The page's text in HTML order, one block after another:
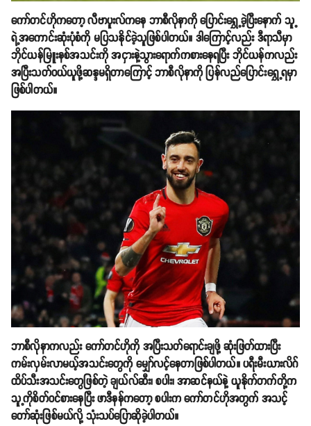
ကော်တင်ဟိုကတော့ လီဗာပူးလ်ကနေ ဘာစီလိုနာကို ပြောင်းရွှေ့ခဲ့ပြီးနောက် သူ့
ရဲ့အကောင်းဆုံးပုံစံကို မပြသနိုင်ခဲ့သူဖြစ်ပါတယ်။ ဒါကြောင့်လည်း ဒီရာသီမှာ
ဘိုင်ယန်မြူးနစ်အသင်းကို အငှားနဲ့သွားရောက်ကစားနေရပြီး ဘိုင်ယန်ကလည်း
အပြီးသတ်ဝယ်ယူဖို့ဆန္ဒမရှိတာကြောင့် ဘာစီလိုနာကို ပြန်လည်ပြောင်းရွှေ့ရမှာ
ဖြစ်ပါတယ်။
ဘာစီလိုနာကလည်း ကော်တင်ဟိုကို အပြီးသတ်ရောင်းချဖို့ ဆုံးဖြတ်ထားပြီး
ကမ်းလှမ်းလာမယ့်အသင်းတွေကို မျှော်လင့်နေတာဖြစ်ပါတယ်။ ပရီးမီးယားလိဂ်
ထိပ်သီးအသင်းတွေဖြစ်တဲ့ ချယ်လ်ဆီး၊ စပါး၊ အာဆင်နယ်နဲ့ ယူနိုက်တက်တို့က
သူ့ကိုစိတ်ဝင်စားနေပြီး ဖာဒီနန်ကတော့ စပါးက ကော်တင်ဟိုအတွက် အသင့်
တော်ဆုံးဖြစ်မယ်လို့ သုံးသပ်ပြောဆိုခဲ့ပါတယ်။